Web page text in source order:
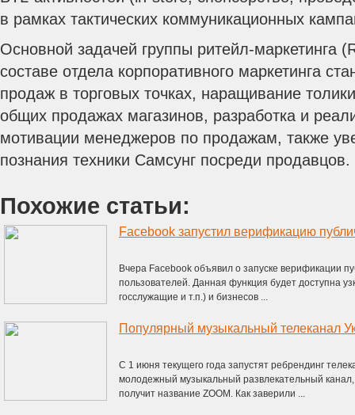
в рамках тактических коммуникационных
Основной задачей группы ритейл-маркетинга
составе отдела корпоративного маркетинга
продаж в торговых точках, наращивание
общих продажах магазинов, разработка и
мотивации менеджеров по продажам, также
познания техники Самсунг посреди продавцов.
Похожие статьи:
Facebook запустил верификацию
Вчера Facebook объявил о запуске верификации
пользователей. Данная функция будет доступна
госслужащие и т.п.) и бизнесов ...
Популярный музыкальный телеканал
С 1 июня текущего года запустят ребрендинг
молодежный музыкальный развлекательный
получит название ZOOM. Как заверили ...